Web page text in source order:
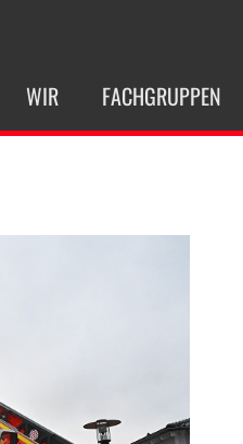
WIR FACHGRUPPEN